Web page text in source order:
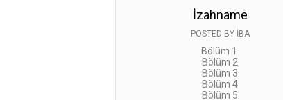
İzahname
POSTED BY İBA
Bölüm 1
Bölüm 2
Bölüm 3
Bölüm 4
Bölüm 5